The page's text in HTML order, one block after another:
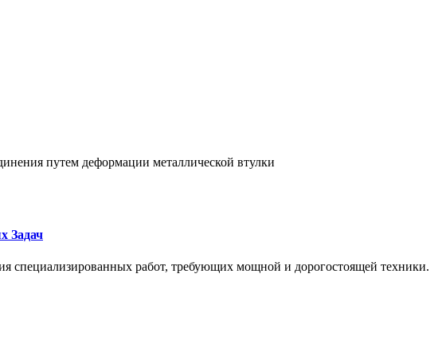
путем деформации металлической втулки
Задач
специализированных работ, требующих мощной и дорогостоящей техники.